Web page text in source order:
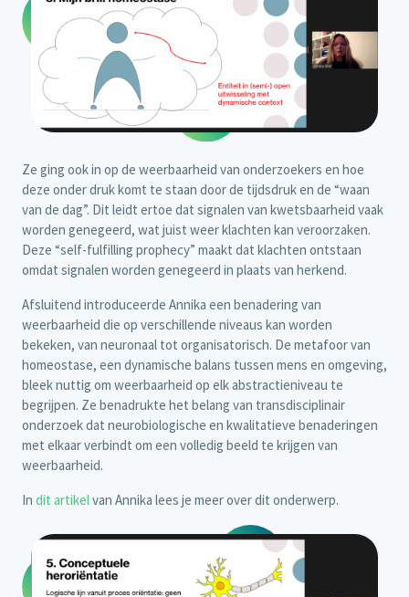
Ze ging ook in op de weerbaarheid van onderzoekers en hoe
deze onder druk komt te staan door de tijdsdruk en de “waan
van de dag”. Dit leidt ertoe dat signalen van kwetsbaarheid vaak
worden genegeerd, wat juist weer klachten kan veroorzaken.
Deze “self-fulfilling prophecy” maakt dat klachten ontstaan
omdat signalen worden genegeerd in plaats van herkend.
Afsluitend introduceerde Annika een benadering van
weerbaarheid die op verschillende niveaus kan worden
bekeken, van neuronaal tot organisatorisch. De metafoor van
homeostase, een dynamische balans tussen mens en omgeving,
bleek nuttig om weerbaarheid op elk abstractieniveau te
begrijpen. Ze benadrukte het belang van transdisciplinair
onderzoek dat neurobiologische en kwalitatieve benaderingen
met elkaar verbindt om een volledig beeld te krijgen van
weerbaarheid.
In dit artikelvan Annika lees je meer over dit onderwerp.